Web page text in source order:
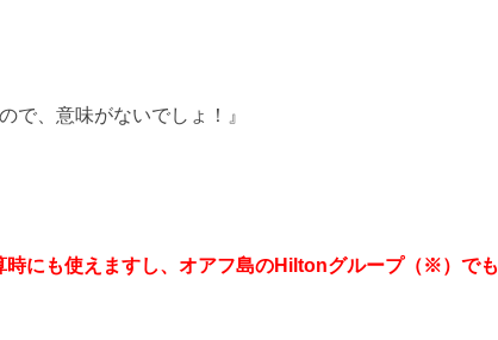
で、意味がないでしょ！』
時にも使えますし、オアフ島のHiltonグループ（※）でも